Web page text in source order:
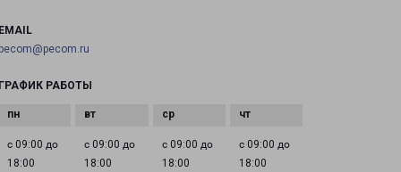
РАБОТЫ
с 09:00 до
18:00
с 09:00 до
18:00
с 09:00 до
18:00
с 09:00 до
18:00